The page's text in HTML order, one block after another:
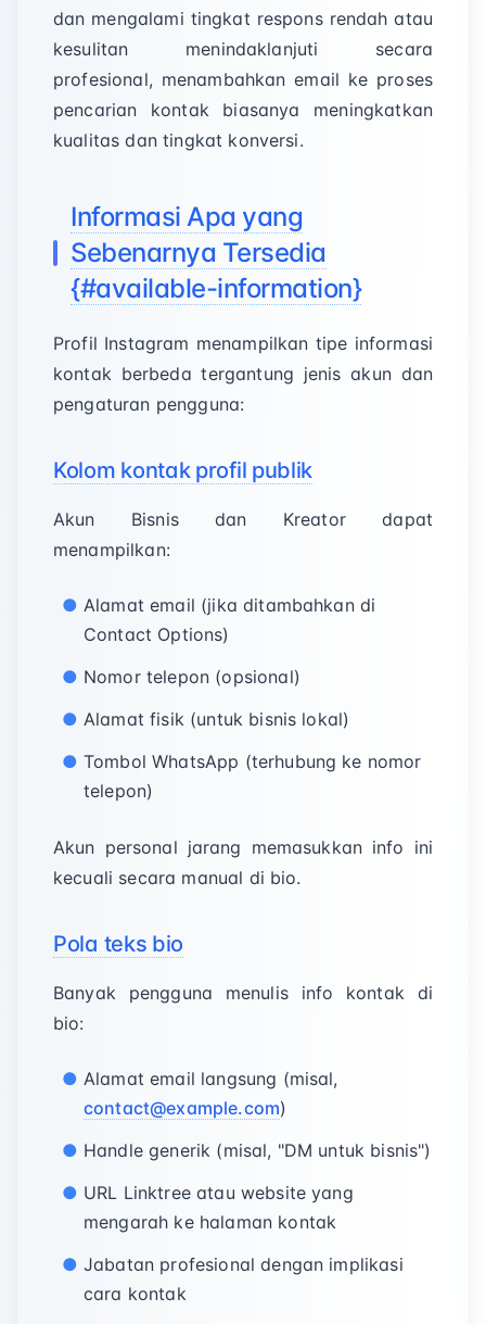
dan mengalami tingkat respons rendah atau
kesulitan menindaklanjuti secara
profesional, menambahkan email ke proses
pencarian kontak biasanya meningkatkan
kualitas dan tingkat konversi.
Informasi Apa yang
Sebenarnya Tersedia
{#available-information}
Profil Instagram menampilkan tipe informasi
kontak berbeda tergantung jenis akun dan
pengaturan pengguna:
Kolom kontak profil publik
Akun Bisnis dan Kreator dapat
menampilkan:
Alamat email (jika ditambahkan di
Contact Options)
Nomor telepon (opsional)
Alamat fisik (untuk bisnis lokal)
Tombol WhatsApp (terhubung ke nomor
telepon)
Akun personal jarang memasukkan info ini
kecuali secara manual di bio.
Pola teks bio
Banyak pengguna menulis info kontak di
bio:
Alamat email langsung (misal,
contact@example.com)
Handle generik (misal, "DM untuk bisnis")
URL Linktree atau website yang
mengarah ke halaman kontak
Jabatan profesional dengan implikasi
cara kontak